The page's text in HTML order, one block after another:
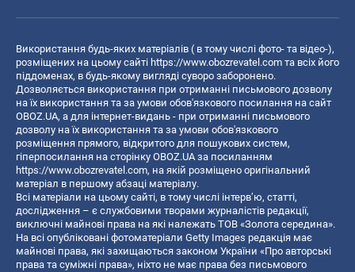
Використання будь-яких матеріалів ( в тому числі фото- та відео-),
розміщених на цьому сайті https://www.obozrevatel.com та всіх його
піддоменах, в будь-якому вигляді суворо заборонено.
Дозволяється використання при отриманні письмового дозволу
на їх використання та за умови обов'язкового посилання на сайт
OBOZ.UA, а для інтернет-видань - при отриманні письмового
дозволу на їх використання та за умови обов'язкового
розміщення прямого, відкритого для пошукових систем,
гіперпосилання на сторінку OBOZ.UA за посиланням
https://www.obozrevatel.com, на якій розміщено оригінальний
матеріал в першому абзаці матеріалу.
Всі матеріали на цьому сайті, в тому числі інтерв’ю, статті,
дослідження – є службовими творами журналістів редакції,
виключні майнові права на які належать ТОВ «Золота середина».
На всі опубліковані фотоматеріали Getty Images редакція має
майнові права, які захищаються законом України «Про авторські
права та суміжні права», ніхто не має права без письмового